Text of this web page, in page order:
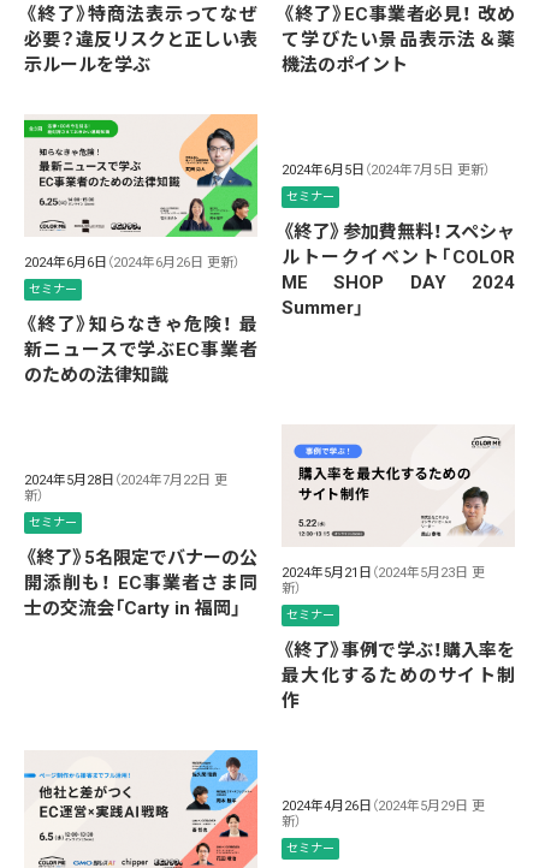
《終了》特商法表示ってなぜ
必要？違反リスクと正しい表
示ルールを学ぶ
《終了》EC事業者必見！ 改め
て学びたい景品表示法＆薬
機法のポイント
2024年6月6日 （2024年6月26日 更新）
セミナー
《終了》知らなきゃ危険！ 最
新ニュースで学ぶEC事業者
のための法律知識
2024年6月5日 （2024年7月5日 更新）
セミナー
《終了》参加費無料！スペシャ
ルトークイベント「COLOR
ME SHOP DAY 2024
Summer」
2024年5月28日 （2024年7月22日 更
新）
セミナー
《終了》5名限定でバナーの公
開添削も！ EC事業者さま同
士の交流会「Carty in 福岡」
2024年5月21日 （2024年5月23日 更
新）
セミナー
《終了》事例で学ぶ！購入率を
最大化するためのサイト制
作
2024年4月26日 （2024年5月29日 更
新）
セミナー